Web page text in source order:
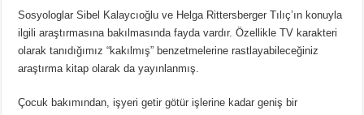
Sosyologlar Sibel Kalaycıoğlu ve Helga Rittersberger Tılıç’ın konuyla
ilgili araştırmasına bakılmasında fayda vardır. Özellikle TV karakteri
olarak tanıdığımız “kakılmış” benzetmelerine rastlayabileceğiniz
araştırma kitap olarak da yayınlanmış.
Çocuk bakımından, işyeri getir götür işlerine kadar geniş bir